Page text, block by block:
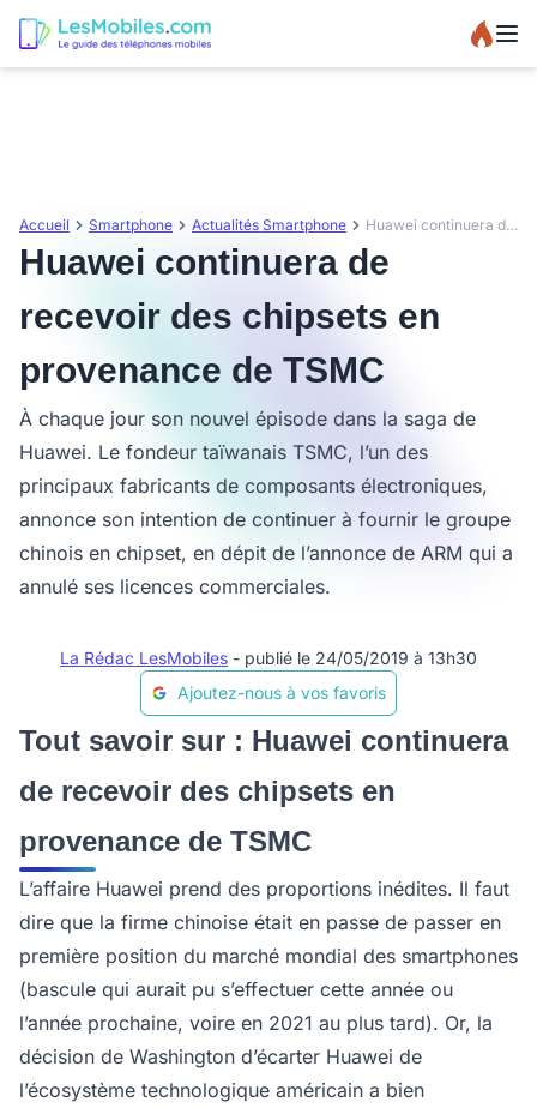
Accueil Smartphone Actualités Smartphone Huawei continuera de recevoir des chipsets en provenance de TSMC
Huawei continuera de
recevoir des chipsets en
provenance de TSMC
À chaque jour son nouvel épisode dans la saga de
Huawei. Le fondeur taïwanais TSMC, l’un des
principaux fabricants de composants électroniques,
annonce son intention de continuer à fournir le groupe
chinois en chipset, en dépit de l’annonce de ARM qui a
annulé ses licences commerciales.
La Rédac LesMobiles - publié le 24/05/2019 à 13h30
Ajoutez-nous à vos favoris
Tout savoir sur : Huawei continuera
de recevoir des chipsets en
provenance de TSMC
L’affaire Huawei prend des proportions inédites. Il faut
dire que la firme chinoise était en passe de passer en
première position du marché mondial des smartphones
(bascule qui aurait pu s’effectuer cette année ou
l’année prochaine, voire en 2021 au plus tard). Or, la
décision de Washington d’écarter Huawei de
l’écosystème technologique américain a bien